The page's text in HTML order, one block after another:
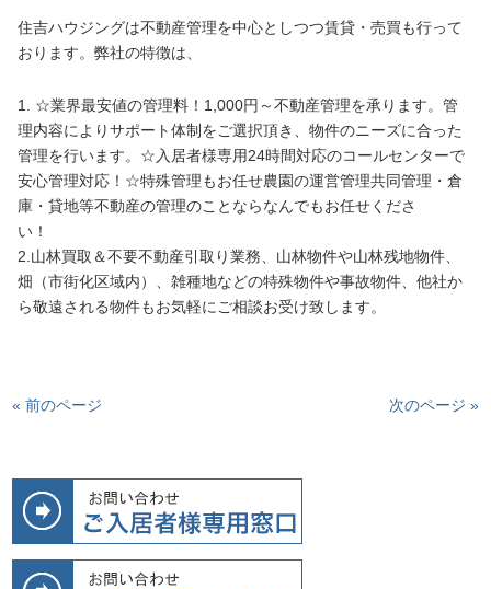
住吉ハウジングは不動産管理を中心としつつ賃貸・売買も行って
おります。弊社の特徴は、
1. ☆業界最安値の管理料！1,000円～不動産管理を承ります。管
理内容によりサポート体制をご選択頂き、物件のニーズに合った
管理を行います。☆入居者様専用24時間対応のコールセンターで
安心管理対応！☆特殊管理もお任せ農園の運営管理共同管理・倉
庫・貸地等不動産の管理のことならなんでもお任せくださ
い！
2.山林買取＆不要不動産引取り業務、山林物件や山林残地物件、
畑（市街化区域内）、雑種地などの特殊物件や事故物件、他社か
ら敬遠される物件もお気軽にご相談お受け致します。
« 前のページ 次のページ »